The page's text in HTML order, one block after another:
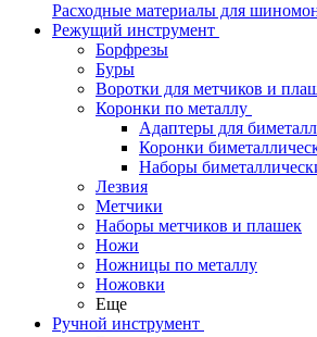
Расходные материалы для
Режущий инструмент
Борфрезы
Буры
Воротки для метчиков и
Коронки по металлу
Адаптеры для
Коронки
Наборы
Лезвия
Метчики
Наборы метчиков и плашек
Ножи
Ножницы по металлу
Ножовки
Еще
Ручной инструмент